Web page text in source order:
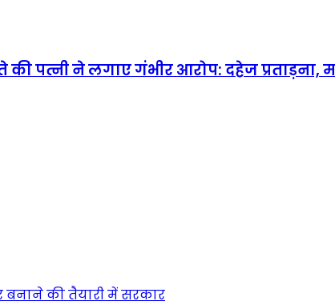
की पत्नी ने लगाए गंभीर आरोप: दहेज
बनाने की तैयारी में सरकार